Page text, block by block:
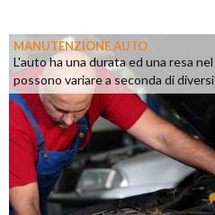
MANUTENZIONE AUTO
L'auto ha una durata ed una resa
possono variare a seconda di